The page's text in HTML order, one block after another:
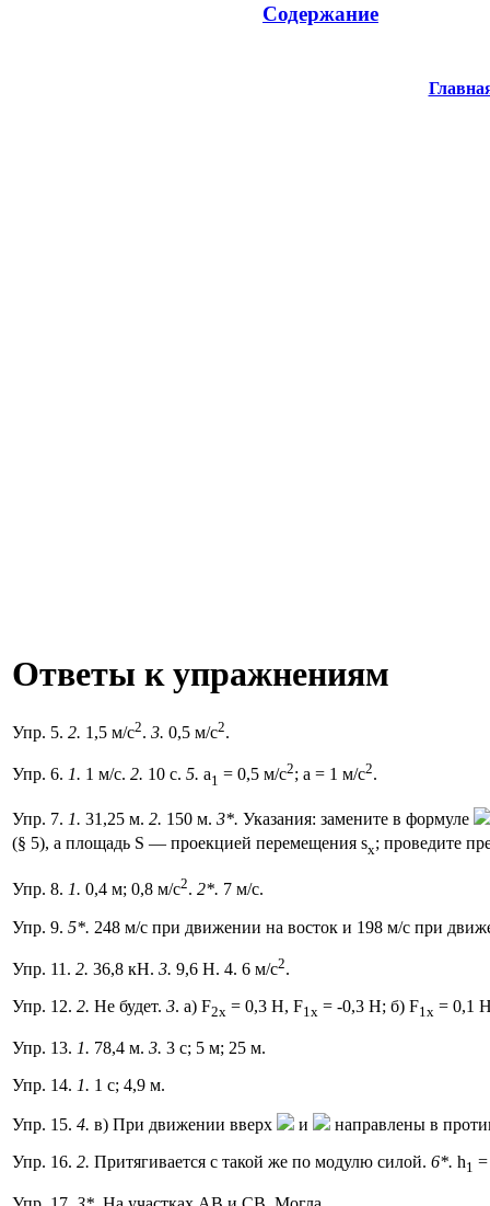
Содержание
Ответы к упражнениям
Упр. 5. 2. 1,5 м/с2. 3. 0,5 м/с2.
Упр. 6. 1. 1 м/с. 2. 10 с. 5. а1 = 0,5 м/с2; а = 1 м/с2.
Упр. 7. 1. 31,25 м. 2. 150 м. 3*. Указания: замените в формуле
(§ 5), а площадь S — проекцией перемещения sx; проведите
Упр. 8. 1. 0,4 м; 0,8 м/с2. 2*. 7 м/с.
Упр. 9. 5*. 248 м/с при движении на восток и 198 м/с при
Упр. 11. 2. 36,8 кН. 3. 9,6 Н. 4. 6 м/с2.
Упр. 12. 2. Не будет. 3. a) F2х = 0,3 Н, F1х = -0,3 Н; б) F1х = 0,1
Упр. 13. 1. 78,4 м. 3. 3 с; 5 м; 25 м.
Упр. 14. 1. 1 с; 4,9 м.
Упр. 15. 4. в) При движении вверх и
направлены в
Упр. 16. 2. Притягивается с такой же по модулю силой. 6*. h1